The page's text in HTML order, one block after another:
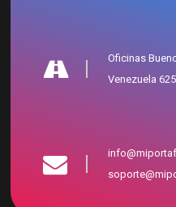
Oficinas
Venezuela